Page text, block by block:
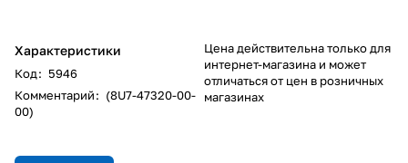
Характеристики
Код: 5946
Комментарий: (8U7-47320-00-
00)
Цена действительна только для
интернет-магазина и может
отличаться от цен в розничных
магазинах